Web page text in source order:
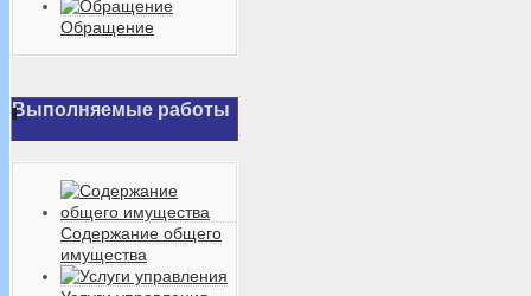
Обращение
Выполняемые работы
Содержание общего
имущества